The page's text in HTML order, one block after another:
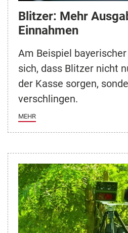
Blitzer: Mehr
Einnahmen
Am Beispiel
sich, dass Blitzer nicht
der Kasse sorgen,
verschlingen.
MEHR